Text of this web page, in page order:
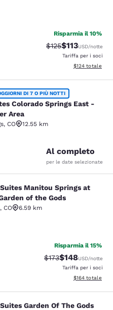
Risparmia il 10%
Tariffa di
$125Tariffa
$113USD/notte
Tariffa per i soci
Visualizza i
$124 totale
Springs
DI 7 O PIÙ NOTTI
Colorado Springs East -
Area
, CO
12.55 km
stelle. Molto buono. 170 recensioni
Al completo
per le date selezionate
Manitou
Manitou Springs at
of the Gods
, CO
6.59 km
stelle. Buono. 1131 recensioni
Risparmia il 15%
Tariffa di barratura:
$173Tariffa
$148USD/notte
Tariffa per i soci
Visualizza i
$164 totale
Garden Of The Gods